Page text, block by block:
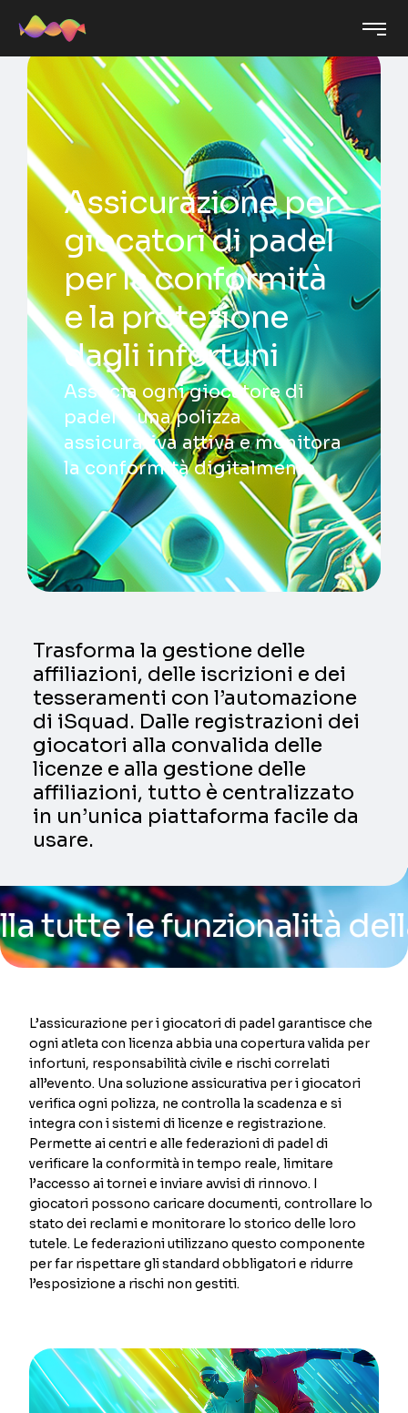
Assicurazione per
giocatori di padel
per la conformità
e la protezione
dagli infortuni
Associa ogni giocatore di
padel a una polizza
assicurativa attiva e monitora
la conformità digitalmente.
Trasforma la gestione delle
affiliazioni, delle iscrizioni e dei
tesseramenti con l’automazione
di iSquad. Dalle registrazioni dei
giocatori alla convalida delle
licenze e alla gestione delle
affiliazioni, tutto è centralizzato
in un’unica piattaforma facile da
usare.
le funzionalità della
L’assicurazione per i giocatori di padel garantisce che
ogni atleta con licenza abbia una copertura valida per
infortuni, responsabilità civile e rischi correlati
all’evento. Una soluzione assicurativa per i giocatori
verifica ogni polizza, ne controlla la scadenza e si
integra con i sistemi di licenze e registrazione.
Permette ai centri e alle federazioni di padel di
verificare la conformità in tempo reale, limitare
l’accesso ai tornei e inviare avvisi di rinnovo. I
giocatori possono caricare documenti, controllare lo
stato dei reclami e monitorare lo storico delle loro
tutele. Le federazioni utilizzano questo componente
per far rispettare gli standard obbligatori e ridurre
l’esposizione a rischi non gestiti.